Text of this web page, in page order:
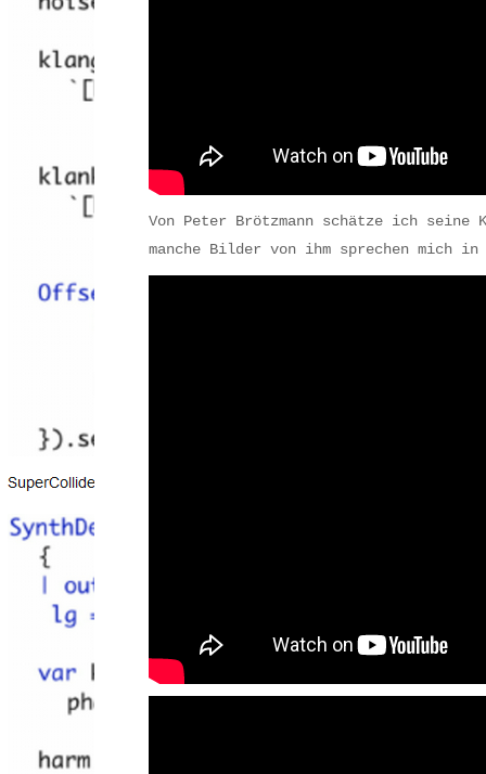
Von Peter Brötzmann schätze ich seine
manche Bilder von ihm sprechen